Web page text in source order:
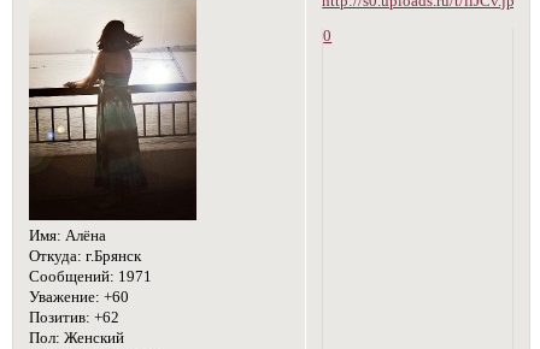
Имя: Алёна
Откуда: г.Брянск
Сообщений: 1971
Уважение: +60
Позитив: +62
Пол: Женский
0